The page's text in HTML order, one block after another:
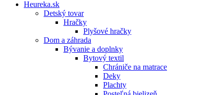
Heureka.sk
Detský tovar
Hračky
Plyšové hračky
Dom a záhrada
Bývanie a doplnky
Bytový textil
Chrániče na matrace
Deky
Plachty